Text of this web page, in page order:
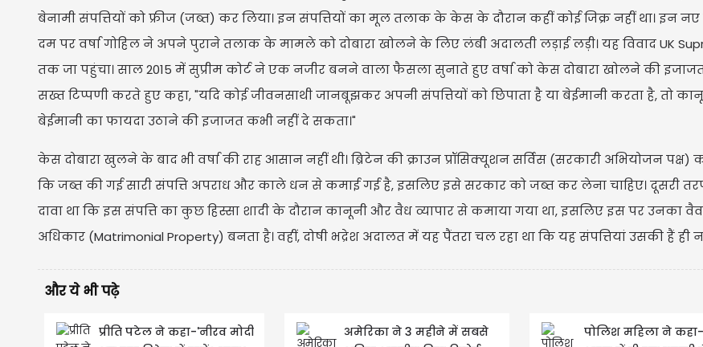
बेनामी संपत्तियों को फ्रीज (जब्त) कर लिया। इन संपत्तियों का मूल तलाक के केस के दौरान कहीं कोई जिक्र नहीं था। इन
दम पर वर्षा गोहिल ने अपने पुराने तलाक के मामले को दोबारा खोलने के लिए लंबी अदालती लड़ाई लड़ी। यह विवाद UK
तक जा पहुंचा। साल 2015 में सुप्रीम कोर्ट ने एक नजीर बनने वाला फैसला सुनाते हुए वर्षा को केस दोबारा खोलने की
सख्त टिप्पणी करते हुए कहा, "यदि कोई जीवनसाथी जानबूझकर अपनी संपत्तियों को छिपाता है या बेईमानी करता है, तो
बेईमानी का फायदा उठाने की इजाजत कभी नहीं दे सकता।"
केस दोबारा खुलने के बाद भी वर्षा की राह आसान नहीं थी। ब्रिटेन की क्राउन प्रॉसिक्यूशन सर्विस (सरकारी अभियोजन पक्ष)
कि जब्त की गई सारी संपत्ति अपराध और काले धन से कमाई गई है, इसलिए इसे सरकार को जब्त कर लेना चाहिए। दूसरी
दावा था कि इस संपत्ति का कुछ हिस्सा शादी के दौरान कानूनी और वैध व्यापार से कमाया गया था, इसलिए इस पर उनका
अधिकार (Matrimonial Property) बनता है। वहीं, दोषी भद्रेश अदालत में यह पैंतरा चल रहा था कि यह संपत्तियां उसकी हैं ही
और ये भी पढ़े
प्रीति पटेल ने कहा-'नीरव मोदी
अमेरिका ने 3 महीने में सबसे
पोलिश महिला ने कहा-